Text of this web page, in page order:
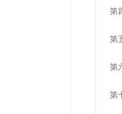
第
第
第
第